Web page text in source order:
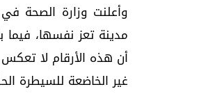
أن هذه الأرقام لا
غير الخاضعة للسيطرة